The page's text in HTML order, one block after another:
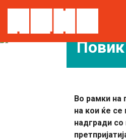
Во рамки на
на кои ќе
надгради